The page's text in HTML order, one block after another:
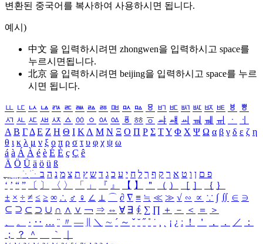
변환된 중국어를 복사하여 사용하시면 됩니다.
예시)
中文 을 입력하시려면 zhongwen을 입력하시고 space를
누르시면됩니다.
北京 을 입력하시려면 beijing을 입력하시고 space를 누르
시면 됩니다.
ㅥ ㅦ ㅧ ㅨ ㅩ ㅪ ㅫ ㅬ ㅭ ㅮ ㅯ ㅰ ㅱ ㅲ ㅳ ㅴ ㅵ ㅶ ㅷ ㅸ
ㅹ
ㅺ ㅻ ㅼ ㅽ ㅾ ㅿ ㆀ ㆁ ㆂ ㆃ ㆄ ㆅ ㆆ ㆇ ㆈ ㆉ ㆊ ㆋ ㆌ ㆍ
ㆎ
Α Β ΓΔ Ε Ζ Η Θ Ι ΚΛ Μ Ν Ξ Ο Π Ρ Σ ΤΥ Φ Χ Ψ Ω α β γ δ ε ζ η
θ ι κ λ μ ν ξ ο π ρ σ τ υ φ χ ψ ω
á à Á À é è É È ç Ç ê
Ä Ö Ü ä ö ü ß
ִֶֹ ֻּ ׁׂ פ ם ן ו ט א ר ק ף ך ל ח י ע כ ג ד ש ץ ת צ מ נ ה ב
‘ ’ “ ” 〔 〕 〈 〉 「 」 『 』 【 】 ＂ （ ） ［ ］ ｛ ｝
± × ÷ ≠ ≤ ≥ ∞ ∴ ♂ ♀ ∠ ⊥ ⌒ ∂ ∇ ≡ ≒ ≪ ≫ √ ∽ ∝ ∵ ∫ ∬ ∈ ∋
⊆ ⊇ ⊂ ⊃ ∪ ∩ ∧ ∨ ￢ ⇒ ⇔ ∀ ∃ ∮ ∑ ∏ ＋ － ＜ ＝
＞
、
。 · ‥ … ¨ 〃 ― ＼ ∼ ´ ～ ˇ ˘ ˝ ˚ ˙ ¸ ¡ ¿ ː ！ ＇ ， ． ／
：
；
？ ＾ ｀